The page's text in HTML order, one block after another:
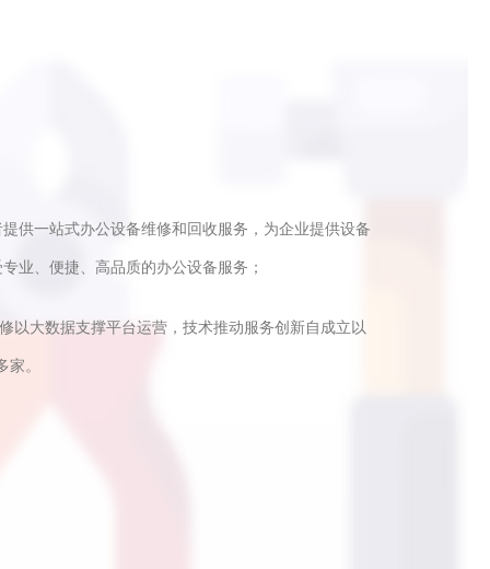
供一站式办公设备维修和回收服务，为企业提供设备
业、便捷、高品质的办公设备服务；
以大数据支撑平台运营，技术推动服务创新自成立以
。